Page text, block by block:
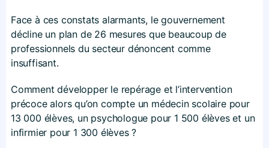
Face à ces constats alarmants, le gouvernement
décline un plan de 26 mesures que beaucoup de
professionnels du secteur dénoncent comme
insuffisant.
Comment développer le repérage et l’intervention
précoce alors qu’on compte un médecin scolaire pour
13 000 élèves, un psychologue pour 1 500 élèves et un
infirmier pour 1 300 élèves ?